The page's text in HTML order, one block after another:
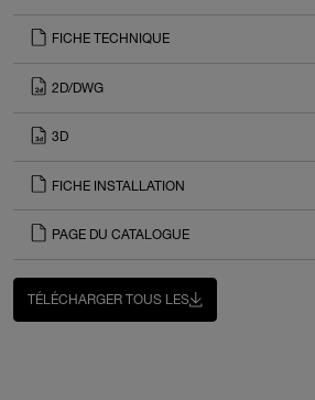
FICHE TECHNIQUE
2D/DWG
3D
FICHE INSTALLATION
PAGE DU CATALOGUE
TÉLÉCHARGER TOUS LES